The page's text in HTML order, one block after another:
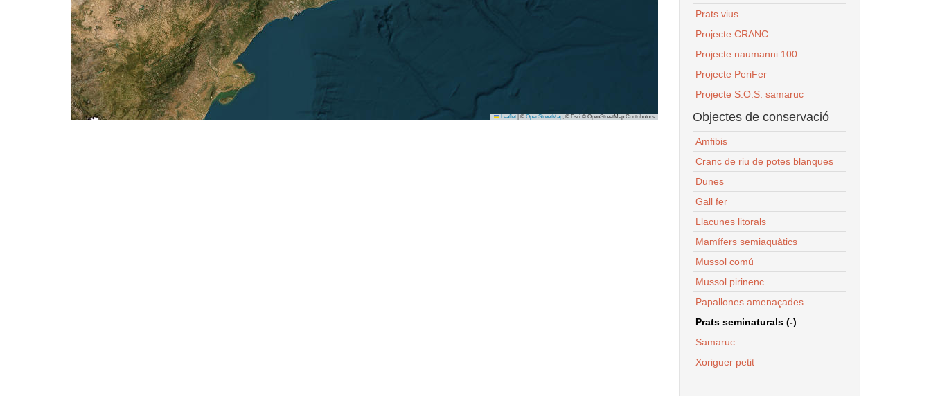
Leaflet © OpenStreetMap, © Esri © OpenStreetMap Contributors
Prats vius
Projecte CRANC
Projecte naumanni 100
Projecte PeriFer
Projecte S.O.S. samaruc
Objectes de conservació
Amfibis
Cranc de riu de potes blanques
Dunes
Gall fer
Llacunes litorals
Mamífers semiaquàtics
Mussol comú
Mussol pirinenc
Papallones amenaçades
Prats seminaturals (-)
Samaruc
Xoriguer petit